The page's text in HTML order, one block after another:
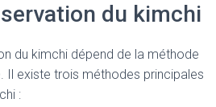
du kimchi
du kimchi dépend de la méthode
Il existe trois méthodes principales
: